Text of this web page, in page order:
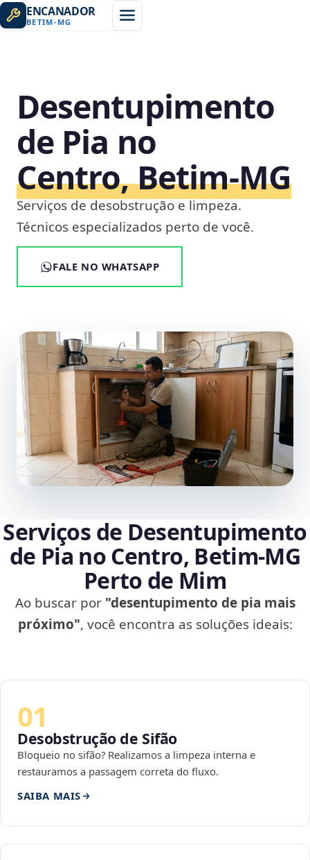
ENCANADOR
BETIM-MG
Desentupimento
de Pia no
Centro, Betim‑MG
Serviços de desobstrução e limpeza.
Técnicos especializados perto de você.
FALE NO WHATSAPP
Serviços de Desentupimento
de Pia no Centro, Betim‑MG
Perto de Mim
Ao buscar por "desentupimento de pia mais
próximo", você encontra as soluções ideais:
01
Desobstrução de Sifão
Bloqueio no sifão? Realizamos a limpeza interna e
restauramos a passagem correta do fluxo.
SAIBA MAIS